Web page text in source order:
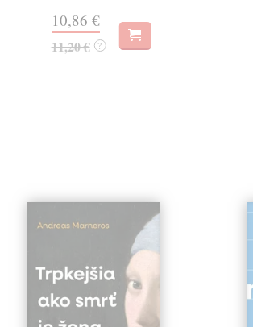
10,86 €
11,20 € ?